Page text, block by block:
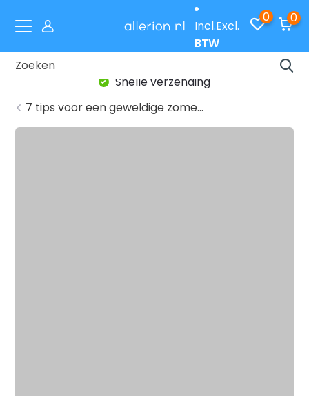
Incl.Excl.
BTW
0 0
Snelle verzending
7 tips voor een geweldige zome...